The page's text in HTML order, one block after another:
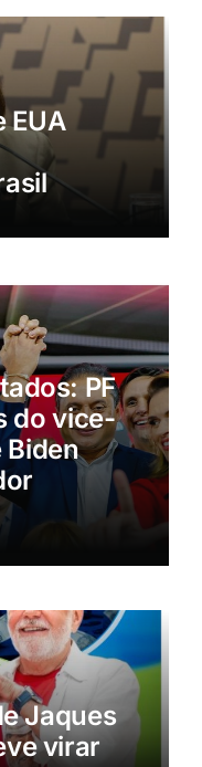
EUA
PF
do vice-
Biden
Jaques
virar